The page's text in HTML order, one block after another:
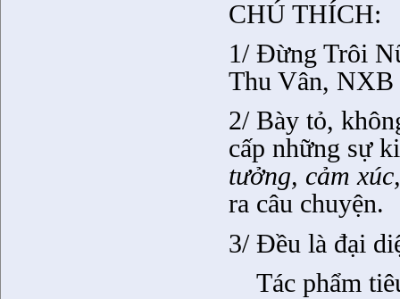
CHÚ THÍCH:
1/ Đừng Trôi
Thu Vân,
2/ Bày tỏ,
cấp những sự
tưởng, cảm
ra câu chuyện.
3/ Đều là đại
Tác phẩm